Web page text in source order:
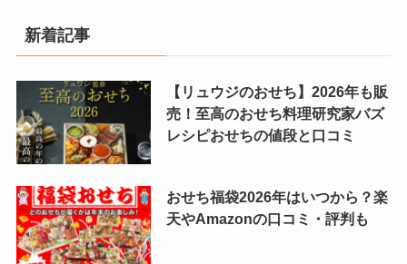
新着記事
【リュウジのおせち】2026年も販
売！至高のおせち料理研究家バズ
レシピおせちの値段と口コミ
おせち福袋2026年はいつから？楽
天やAmazonの口コミ・評判も